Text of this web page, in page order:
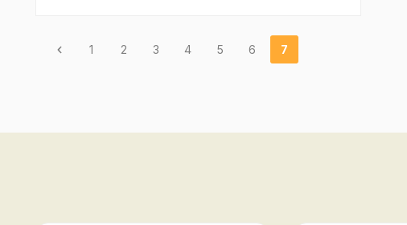
làm bánh trung thu nhân đậu xanh gồm có
những gì? Và công thức làm ra sao? Theo dõi
kiêng Đi kèm với trào lưu bánh trung thu
1 2 3 4 5 6 7